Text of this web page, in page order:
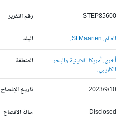
رقم التقرير STEP85600
البلد العالم,St Maarten,
المنطقة أخرى,أمريكا اللاتينية والبحر
الكاريبي,
تاريخ الإفصاح
2023/9/10
حالة الافصاح Disclosed